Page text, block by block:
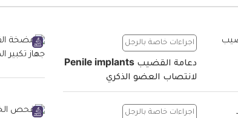
اجراءات خاصة بالرجل
دعامة القضيب Penile implants
لانتصاب العضو الذكري
اجراءات خاصة بالرجل